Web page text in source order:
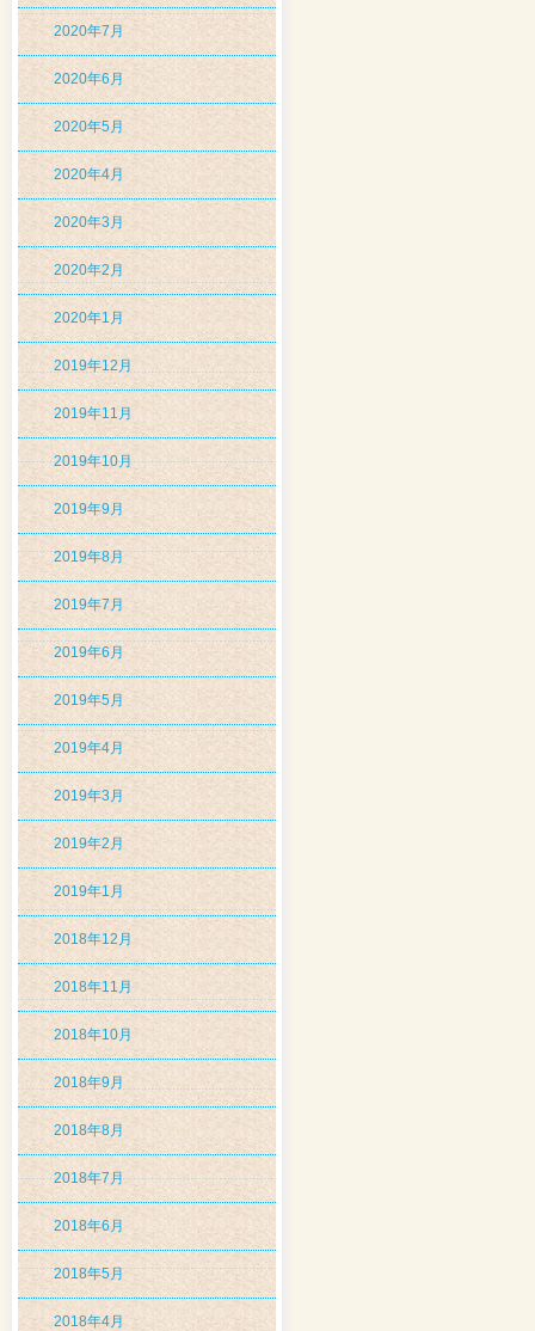
2020年7月
2020年6月
2020年5月
2020年4月
2020年3月
2020年2月
2020年1月
2019年12月
2019年11月
2019年10月
2019年9月
2019年8月
2019年7月
2019年6月
2019年5月
2019年4月
2019年3月
2019年2月
2019年1月
2018年12月
2018年11月
2018年10月
2018年9月
2018年8月
2018年7月
2018年6月
2018年5月
2018年4月